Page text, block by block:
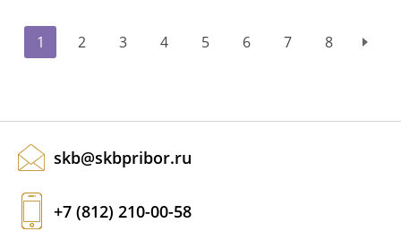
1 2 3 4 5 6 7 8
skb@skbpribor.ru
+7 (812) 210-00-58